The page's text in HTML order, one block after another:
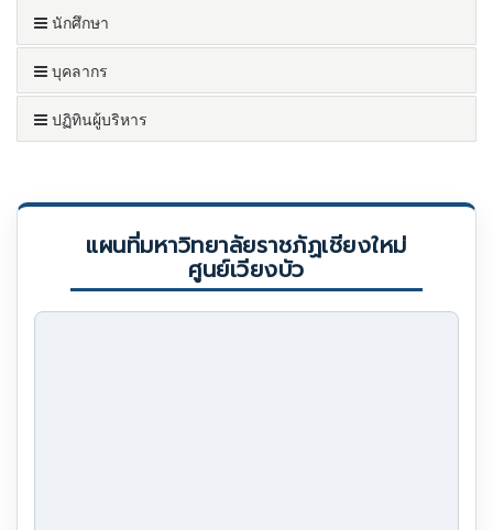
นักศึกษา
บุคลากร
ปฏิทินผู้บริหาร
แผนที่มหาวิทยาลัยราชภัฏเชียงใหม่
ศูนย์เวียงบัว